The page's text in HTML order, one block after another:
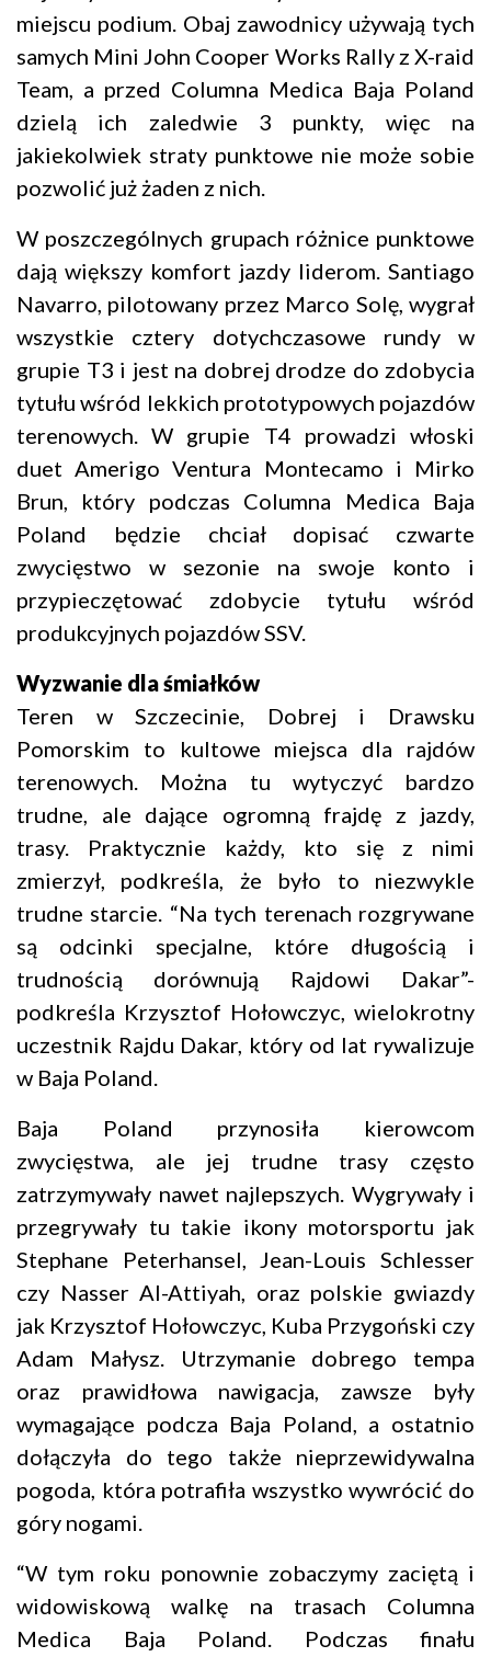
miejscu podium. Obaj zawodnicy używają tych
samych Mini John Cooper Works Rally z X-raid
Team, a przed Columna Medica Baja Poland
dzielą ich zaledwie 3 punkty, więc na
jakiekolwiek straty punktowe nie może sobie
pozwolić już żaden z nich.
W poszczególnych grupach różnice punktowe
dają większy komfort jazdy liderom. Santiago
Navarro, pilotowany przez Marco Solę, wygrał
wszystkie cztery dotychczasowe rundy w
grupie T3 i jest na dobrej drodze do zdobycia
tytułu wśród lekkich prototypowych pojazdów
terenowych. W grupie T4 prowadzi włoski
duet Amerigo Ventura Montecamo i Mirko
Brun, który podczas Columna Medica Baja
Poland będzie chciał dopisać czwarte
zwycięstwo w sezonie na swoje konto i
przypieczętować zdobycie tytułu wśród
produkcyjnych pojazdów SSV.
Wyzwanie dla śmiałków
Teren w Szczecinie, Dobrej i Drawsku
Pomorskim to kultowe miejsca dla rajdów
terenowych. Można tu wytyczyć bardzo
trudne, ale dające ogromną frajdę z jazdy,
trasy. Praktycznie każdy, kto się z nimi
zmierzył, podkreśla, że było to niezwykle
trudne starcie. “Na tych terenach rozgrywane
są odcinki specjalne, które długością i
trudnością dorównują Rajdowi Dakar”-
podkreśla Krzysztof Hołowczyc, wielokrotny
uczestnik Rajdu Dakar, który od lat rywalizuje
w Baja Poland.
Baja Poland przynosiła kierowcom
zwycięstwa, ale jej trudne trasy często
zatrzymywały nawet najlepszych. Wygrywały i
przegrywały tu takie ikony motorsportu jak
Stephane Peterhansel, Jean-Louis Schlesser
czy Nasser Al-Attiyah, oraz polskie gwiazdy
jak Krzysztof Hołowczyc, Kuba Przygoński czy
Adam Małysz. Utrzymanie dobrego tempa
oraz prawidłowa nawigacja, zawsze były
wymagające podcza Baja Poland, a ostatnio
dołączyła do tego także nieprzewidywalna
pogoda, która potrafiła wszystko wywrócić do
góry nogami.
“W tym roku ponownie zobaczymy zaciętą i
widowiskową walkę na trasach Columna
Medica Baja Poland. Podczas finału